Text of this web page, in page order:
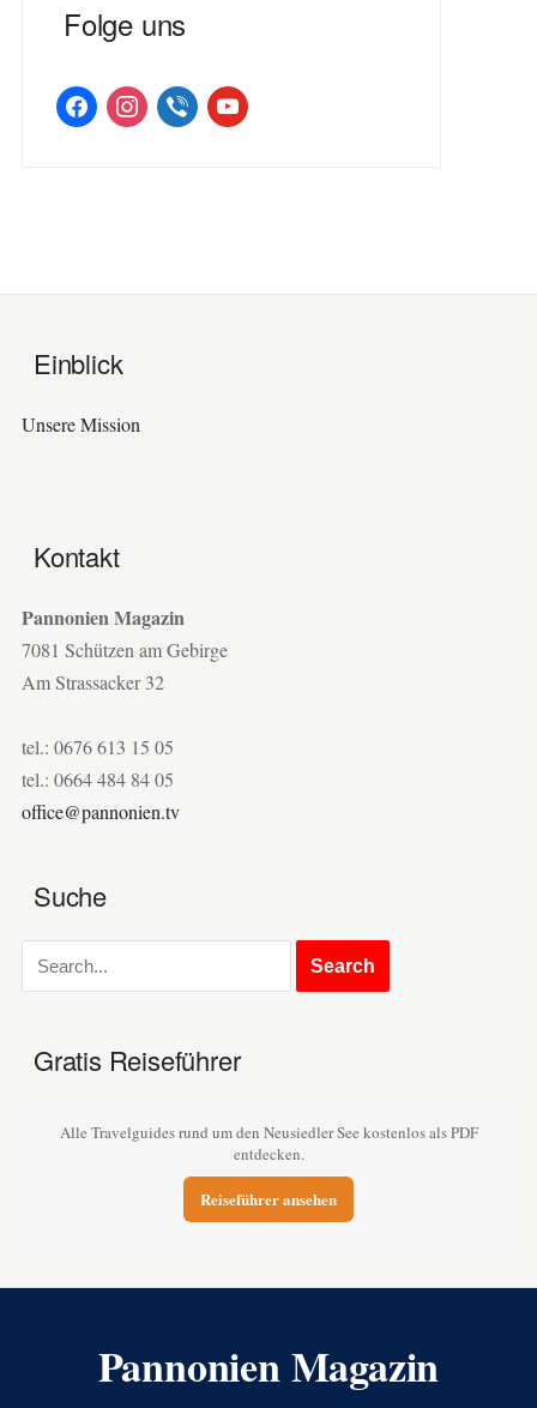
Folge uns
facebookinstagramviber youtube
Einblick
Unsere Mission
Kontakt
Pannonien Magazin
7081 Schützen am Gebirge
Am Strassacker 32
tel.: 0676 613 15 05
tel.: 0664 484 84 05
office@pannonien.tv
Suche
Gratis Reiseführer
Alle Travelguides rund um den Neusiedler See kostenlos als PDF
entdecken.
Reiseführer ansehen
Pannonien Magazin